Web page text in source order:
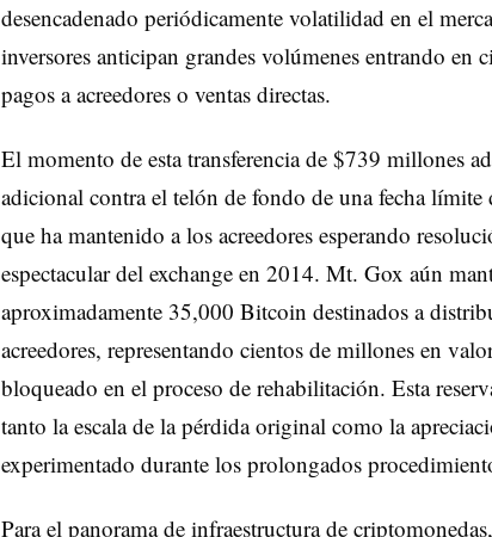
desencadenado periódicamente volatilidad en el
inversores anticipan grandes volúmenes entrando en
pagos a acreedores o ventas directas.
El momento de esta transferencia de $739 millones
adicional contra el telón de fondo de una fecha
que ha mantenido a los acreedores esperando
espectacular del exchange en 2014. Mt. Gox aún
aproximadamente 35,000 Bitcoin destinados a
acreedores, representando cientos de millones en
bloqueado en el proceso de rehabilitación. Esta
tanto la escala de la pérdida original como la
experimentado durante los prolongados
Para el panorama de infraestructura de